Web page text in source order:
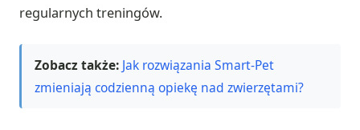
regularnych treningów.
Zobacz także: Jak rozwiązania Smart-Pet
zmieniają codzienną opiekę nad zwierzętami?